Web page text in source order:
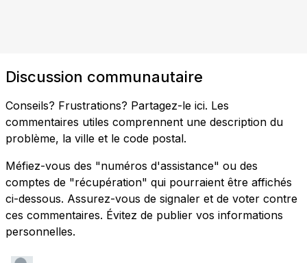
Discussion communautaire
Conseils? Frustrations? Partagez-le ici. Les
commentaires utiles comprennent une description du
problème, la ville et le code postal.
Méfiez-vous des "numéros d'assistance" ou des
comptes de "récupération" qui pourraient être affichés
ci-dessous. Assurez-vous de signaler et de voter contre
ces commentaires. Évitez de publier vos informations
personnelles.